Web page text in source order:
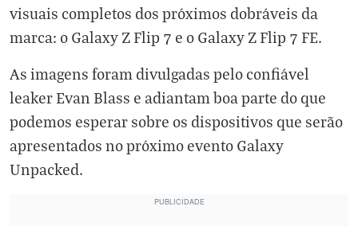
visuais completos dos próximos dobráveis da
marca: o Galaxy Z Flip 7 e o Galaxy Z Flip 7 FE.
As imagens foram divulgadas pelo confiável
leaker Evan Blass e adiantam boa parte do que
podemos esperar sobre os dispositivos que serão
apresentados no próximo evento Galaxy
Unpacked.